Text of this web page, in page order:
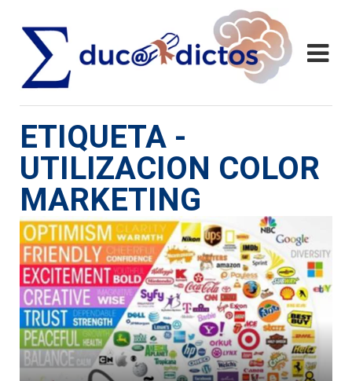
ETIQUETA -
UTILIZACION COLOR
MARKETING